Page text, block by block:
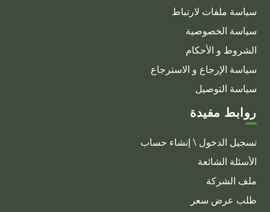
سياسة ملفات لارتباط
سياسة الخصوصية
الشروط و الأحكام
سياسة الإرجاع و الاسترجاع
سياسة التوصيل
روابط مفيدة
تسجيل الدخول \ إنشاء حساب
الأسئلة الشائعة
ملف الشركة
طلب عرض سعر